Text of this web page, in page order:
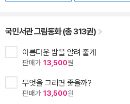
국민서관 그림동화 (총 313권)
아름다운 밤을 알려 줄게
판매가 13,500원
무엇을 그리면 좋을까?
판매가 13,500원